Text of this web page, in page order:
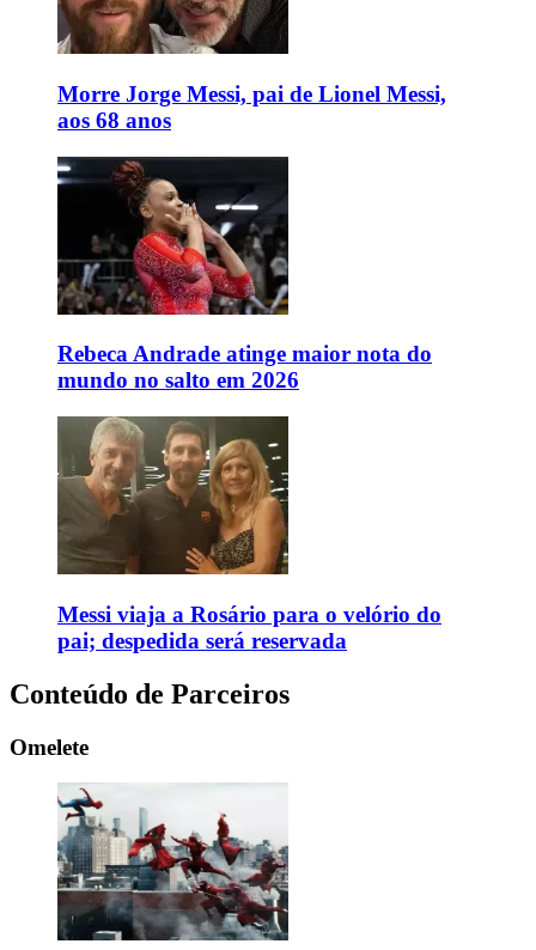
Morre Jorge Messi, pai de Lionel Messi,
aos 68 anos
Rebeca Andrade atinge maior nota do
mundo no salto em 2026
Messi viaja a Rosário para o velório do
pai; despedida será reservada
Conteúdo de Parceiros
Omelete